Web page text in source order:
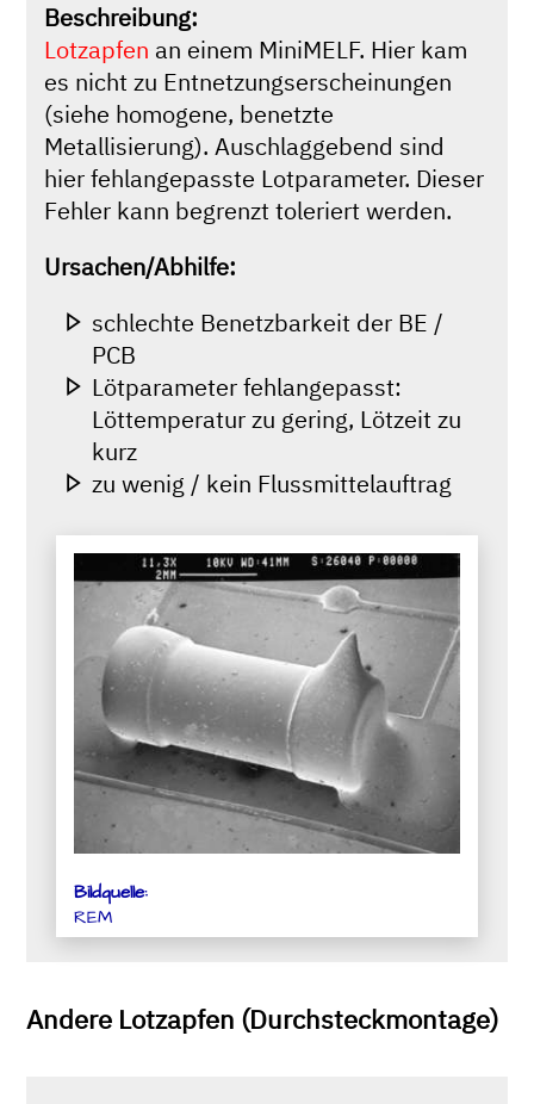
Beschreibung:
Lotzapfen an einem MiniMELF. Hier kam
es nicht zu Entnetzungserscheinungen
(siehe homogene, benetzte
Metallisierung). Auschlaggebend sind
hier fehlangepasste Lotparameter. Dieser
Fehler kann begrenzt toleriert werden.
Ursachen/Abhilfe:
schlechte Benetzbarkeit der BE /
PCB
Lötparameter fehlangepasst:
Löttemperatur zu gering, Lötzeit zu
kurz
zu wenig / kein Flussmittelauftrag
Bildquelle:
REM
Andere Lotzapfen (Durchsteckmontage)